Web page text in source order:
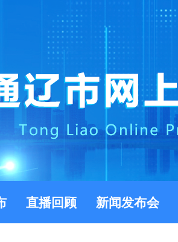
直播回顾 新闻发布会